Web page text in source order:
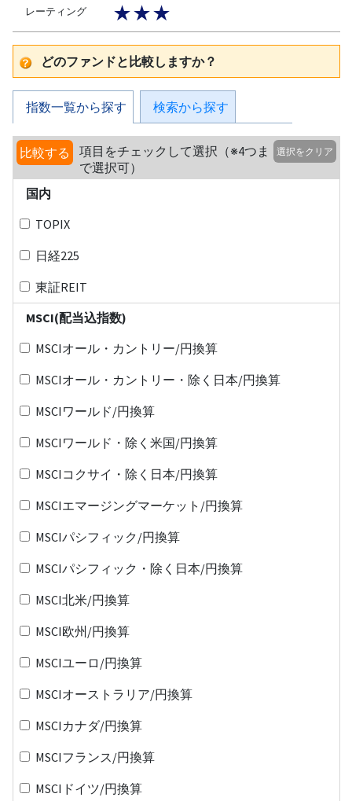
レーティング ★★★
どのファンドと比較しますか？
指数一覧から探す 検索から探す
比較する
項目をチェックして選択（※4つま
で選択可）
選択をクリア
国内
TOPIX
日経225
東証REIT
MSCI(配当込指数)
MSCIオール・カントリー/円換算
MSCIオール・カントリー・除く日本/円換算
MSCIワールド/円換算
MSCIワールド・除く米国/円換算
MSCIコクサイ・除く日本/円換算
MSCIエマージングマーケット/円換算
MSCIパシフィック/円換算
MSCIパシフィック・除く日本/円換算
MSCI北米/円換算
MSCI欧州/円換算
MSCIユーロ/円換算
MSCIオーストラリア/円換算
MSCIカナダ/円換算
MSCIフランス/円換算
MSCIドイツ/円換算